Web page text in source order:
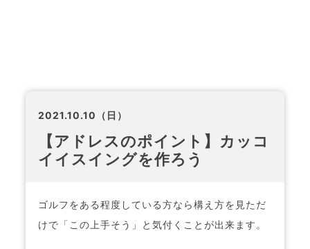
2021.10.10（日）
【アドレスのポイント】カッコ
イイスイングを作ろう
ゴルフをある程度している方なら構え方を見ただ
けで「この上手そう」と気付くことが出来ます。